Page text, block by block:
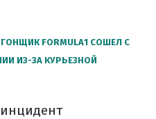
FORMULA1 СОШЕЛ С
ИЗ-ЗА КУРЬЕЗНОЙ